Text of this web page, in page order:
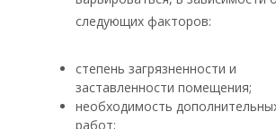
следующих факторов:
степень загрязненности и
заставленности помещения;
необходимость
работ;